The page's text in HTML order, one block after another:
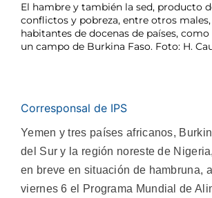
El hambre y también la sed, producto
conflictos y pobreza, entre otros
habitantes de docenas de países,
un campo de Burkina Faso. Foto: H.
Corresponsal de IPS
Yemen y tres países africanos,
del Sur y la región noreste de
en breve en situación de hambruna,
viernes 6 el Programa Mundial de